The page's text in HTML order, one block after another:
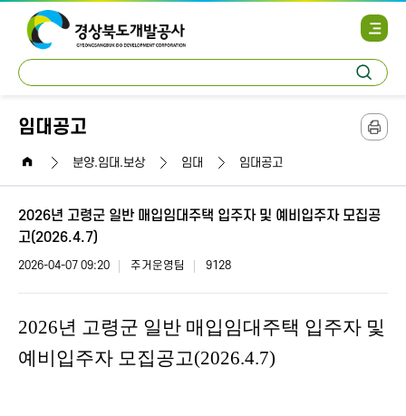
검
사
트
맵
임대공고
home 분양.임대.보상 임대 임대공고
본
2026년 고령군 일반 매입임대주택 입주자 및 예비입주자 모집공
고(2026.4.7)
2026-04-07 09:20 주거운영팀 9128
2026년 고령군 일반 매입임대주택 입주자 및
예비입주자 모집공고(2026.4.7)